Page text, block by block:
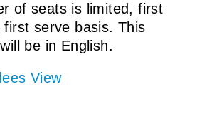
of seats is limited, first
first serve basis. This
be in English.
View